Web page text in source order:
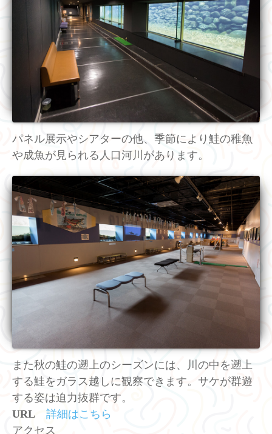
パネル展示やシアターの他、季節により鮭の稚魚
や成魚が見られる人口河川があります。
また秋の鮭の遡上のシーズンには、川の中を遡上
する鮭をガラス越しに観察できます。サケが群遊
する姿は迫力抜群です。
URL
詳細はこちら
アクセス